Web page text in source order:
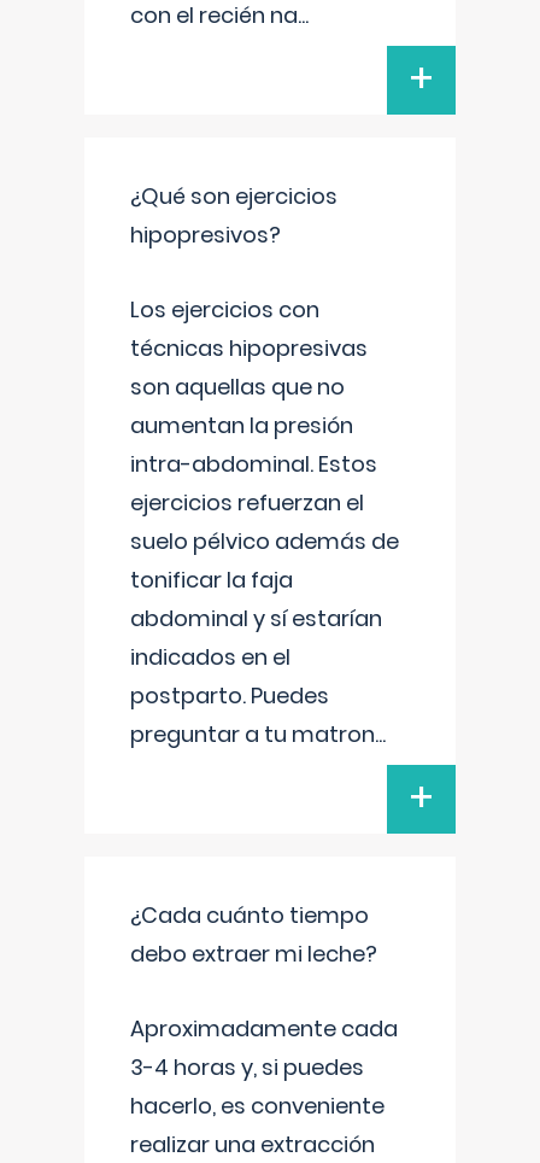
con el recién na...
+
¿Qué son ejercicios
hipopresivos?
Los ejercicios con
técnicas hipopresivas
son aquellas que no
aumentan la presión
intra-abdominal. Estos
ejercicios refuerzan el
suelo pélvico además de
tonificar la faja
abdominal y sí estarían
indicados en el
postparto. Puedes
preguntar a tu matron...
+
¿Cada cuánto tiempo
debo extraer mi leche?
Aproximadamente cada
3-4 horas y, si puedes
hacerlo, es conveniente
realizar una extracción